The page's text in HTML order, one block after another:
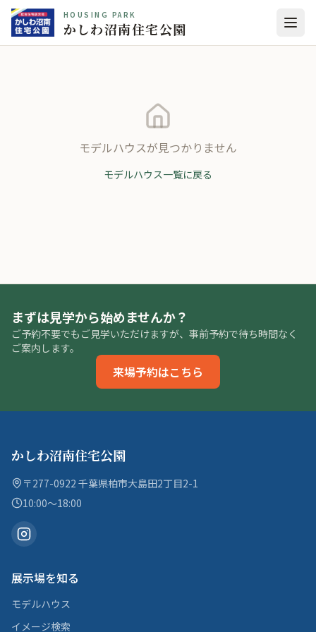
HOUSING PARK
かしわ沼南住宅公園
モデルハウスが見つかりません
モデルハウス一覧に戻る
まずは見学から始めませんか？
ご予約不要でもご見学いただけますが、事前予約で待ち時間なく
ご案内します。
来場予約はこちら
かしわ沼南住宅公園
〒277-0922 千葉県柏市大島田2丁目2-1
10:00〜18:00
展示場を知る
モデルハウス
イメージ検索